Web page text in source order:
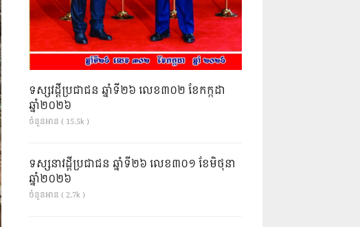
ទស្សវដ្តីប្រជាជន ឆ្នាំទី២៦ លេខ៣០២ ខែកក្កដា
ឆ្នាំ២០២៦
ចំនួនអាន ( 15.5k )
ទស្សនាវដ្ដីប្រជាជន ឆ្នាំទី២៦ លេខ៣០១ ខែមិថុនា
ឆ្នាំ២០២៦
ចំនួនអាន ( 2.7k )